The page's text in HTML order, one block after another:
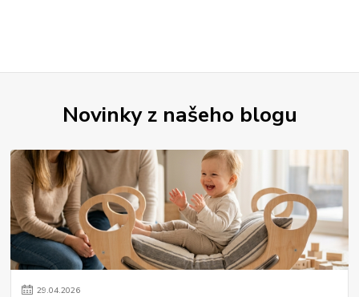
Novinky z našeho blogu
29.04.2026